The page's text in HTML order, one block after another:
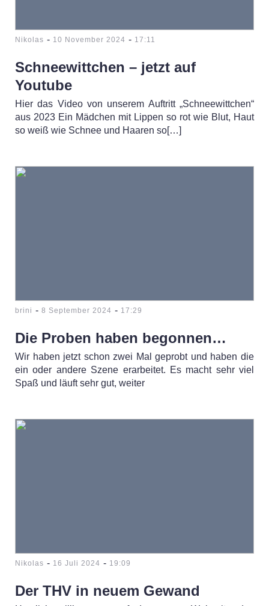
Nikolas - 10 November 2024 - 17:11
Schneewittchen – jetzt auf
Youtube
Hier das Video von unserem Auftritt „Schneewittchen“
aus 2023 Ein Mädchen mit Lippen so rot wie Blut, Haut
so weiß wie Schnee und Haaren so[…]
brini - 8 September 2024 - 17:29
Die Proben haben begonnen…
Wir haben jetzt schon zwei Mal geprobt und haben die
ein oder andere Szene erarbeitet. Es macht sehr viel
Spaß und läuft sehr gut, weiter
Nikolas - 16 Juli 2024 - 19:09
Der THV in neuem Gewand